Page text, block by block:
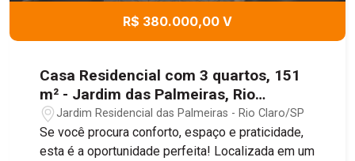
R$ 380.000,00 V
Casa Residencial com 3 quartos, 151
m² - Jardim das Palmeiras, Rio
Claro/SP
Jardim Residencial das Palmeiras - Rio Claro/SP
Se você procura conforto, espaço e praticidade,
esta é a oportunidade perfeita! Localizada em um